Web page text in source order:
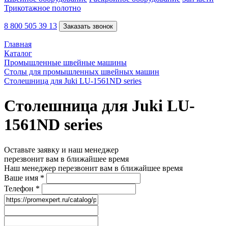
Трикотажное полотно
8 800 505 39 13 Заказать звонок
Главная
Каталог
Промышленные швейные машины
Столы для промышленных швейных машин
Столешница для Juki LU-1561ND series
Столешница для Juki LU-
1561ND series
Оставьте заявку и наш менеджер
перезвонит вам в ближайшее время
Наш менеджер перезвонит вам в ближайшее время
Ваше имя *
Телефон *